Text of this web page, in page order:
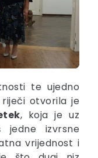
te ujedno
riječi otvorila je
, koja je uz
jedne izvrsne
vrijednost i